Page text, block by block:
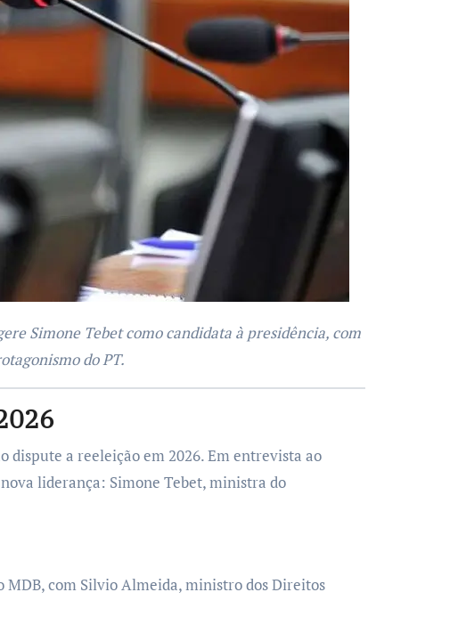
do PT.
dispute a reeleição em 2026. Em entrevista ao
liderança: Simone Tebet, ministra do
MDB, com Silvio Almeida, ministro dos Direitos